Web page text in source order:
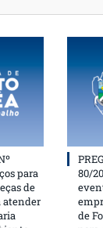
para
de
atender
80/
de